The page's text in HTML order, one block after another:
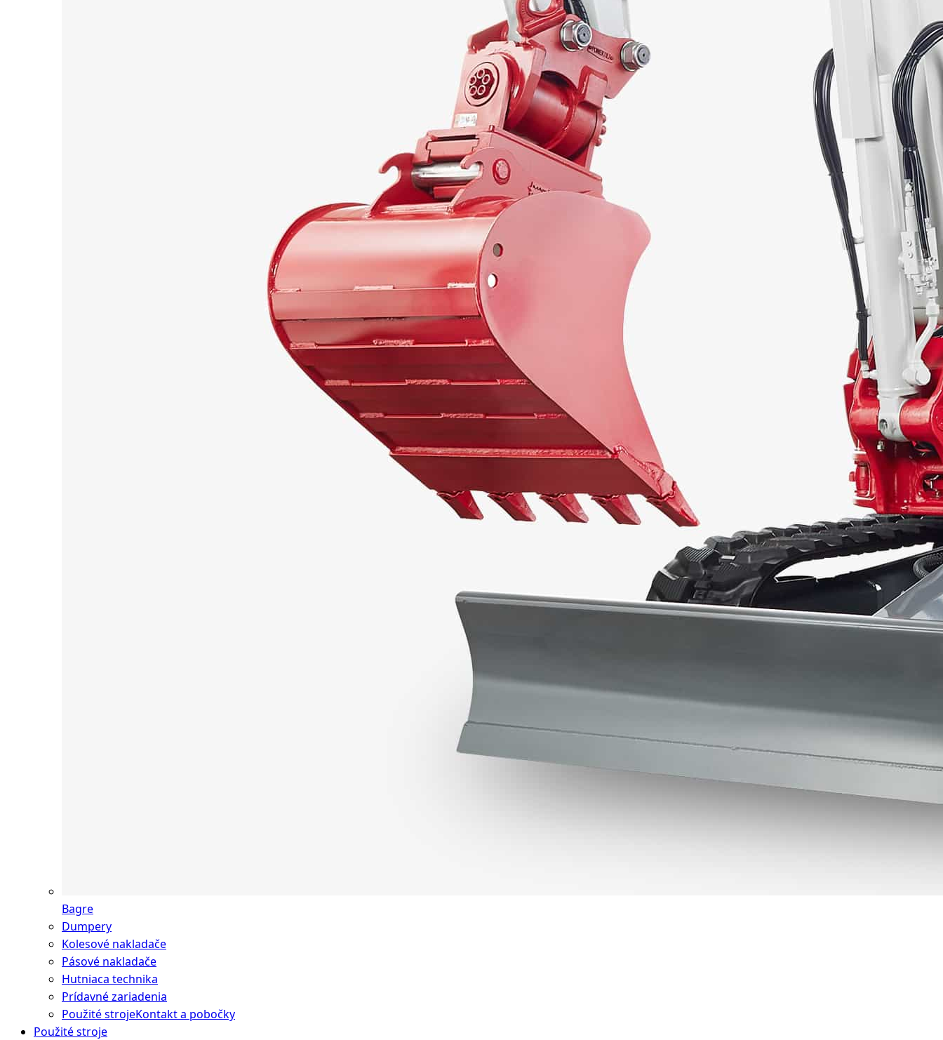
Bagre
Dumpery
Kolesové nakladače
Pásové nakladače
Hutniaca technika
Prídavné zariadenia
Použité strojeKontakt a pobočky
Použité stroje